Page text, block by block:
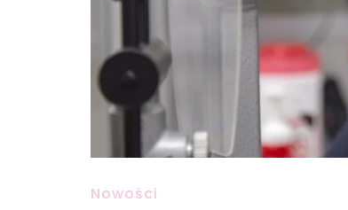
Nowości